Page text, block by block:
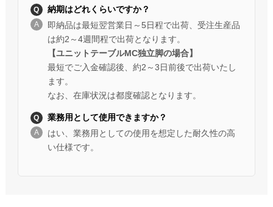
納期はどれくらいですか？
即納品は最短翌営業日～5日程で出荷、受注生産品
は約2～4週間程で出荷となります。
【ユニットテーブルMC独立脚の場合】
最短でご入金確認後、約2～3日前後で出荷いたし
ます。
なお、在庫状況は都度確認となります。
業務用として使用できますか？
はい、業務用としての使用を想定した耐久性の高
い仕様です。